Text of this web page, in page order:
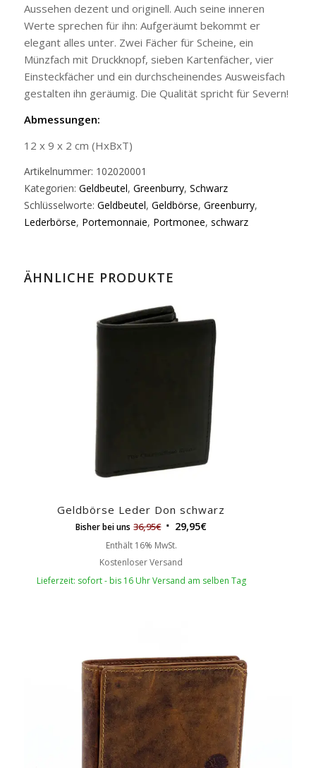
Aussehen dezent und originell. Auch seine inneren
Werte sprechen für ihn: Aufgeräumt bekommt er
elegant alles unter. Zwei Fächer für Scheine, ein
Münzfach mit Druckknopf, sieben Kartenfächer, vier
Einsteckfächer und ein durchscheinendes Ausweisfach
gestalten ihn geräumig. Die Qualität spricht für Severn!
Abmessungen:
12 x 9 x 2 cm (HxBxT)
Artikelnummer: 102020001
Kategorien: Geldbeutel, Greenburry, Schwarz
Schlüsselworte: Geldbeutel, Geldbörse, Greenburry,
Lederbörse, Portemonnaie, Portmonee, schwarz
ÄHNLICHE PRODUKTE
Geldbörse Leder Don schwarz
Bisher bei uns 36,95€ 29,95€
Enthält 16% MwSt.
Kostenloser Versand
Lieferzeit: sofort - bis 16 Uhr Versand am selben Tag